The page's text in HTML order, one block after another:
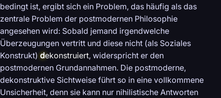
bedingt ist, ergibt sich ein Problem, das häufig als das
zentrale Problem der postmodernen Philosophie
angesehen wird: Sobald jemand irgendwelche
Überzeugungen vertritt und diese nicht (als Soziales
Konstrukt) dekonstruiert, widerspricht er den
postmodernen Grundannahmen. Die postmoderne,
dekonstruktive Sichtweise führt so in eine vollkommene
Unsicherheit, denn sie kann nur nihilistische Antworten